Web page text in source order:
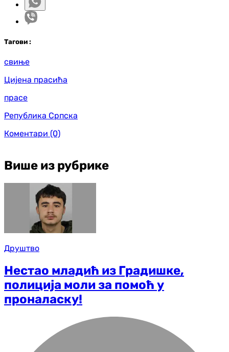
Тагови :
свиње
Цијена прасића
прасе
Република Српска
Коментари (0)
Више из рубрике
Друштво
Нестао младић из Градишке,
полиција моли за помоћ у
проналаску!